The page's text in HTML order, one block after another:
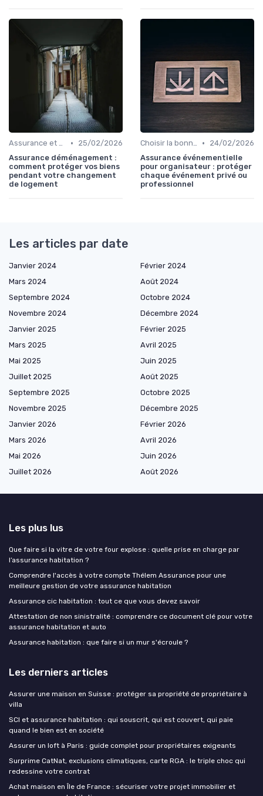
Assurance et déménagement •
25/02/2026
Assurance déménagement :
comment protéger vos biens
pendant votre changement
de logement
Choisir la bonne assurance habitation •
24/02/2026
Assurance événementielle
pour organisateur : protéger
chaque événement privé ou
professionnel
Les articles par date
Janvier 2024
Février 2024
Mars 2024
Août 2024
Septembre 2024
Octobre 2024
Novembre 2024
Décembre 2024
Janvier 2025
Février 2025
Mars 2025
Avril 2025
Mai 2025
Juin 2025
Juillet 2025
Août 2025
Septembre 2025
Octobre 2025
Novembre 2025
Décembre 2025
Janvier 2026
Février 2026
Mars 2026
Avril 2026
Mai 2026
Juin 2026
Juillet 2026
Août 2026
Les plus lus
Que faire si la vitre de votre four explose : quelle prise en charge par
l’assurance habitation ?
Comprendre l'accès à votre compte Thélem Assurance pour une
meilleure gestion de votre assurance habitation
Assurance cic habitation : tout ce que vous devez savoir
Attestation de non sinistralité : comprendre ce document clé pour votre
assurance habitation et auto
Assurance habitation : que faire si un mur s'écroule ?
Les derniers articles
Assurer une maison en Suisse : protéger sa propriété de propriétaire à
villa
SCI et assurance habitation : qui souscrit, qui est couvert, qui paie
quand le bien est en société
Assurer un loft à Paris : guide complet pour propriétaires exigeants
Surprime CatNat, exclusions climatiques, carte RGA : le triple choc qui
redessine votre contrat
Achat maison en Île de France : sécuriser votre projet immobilier et